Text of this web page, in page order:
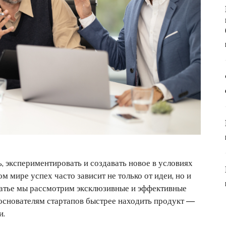
и создавать новое в условиях
успех часто зависит не только от идеи, но и
мы рассмотрим эксклюзивные и эффективные
стартапов быстрее находить продукт —